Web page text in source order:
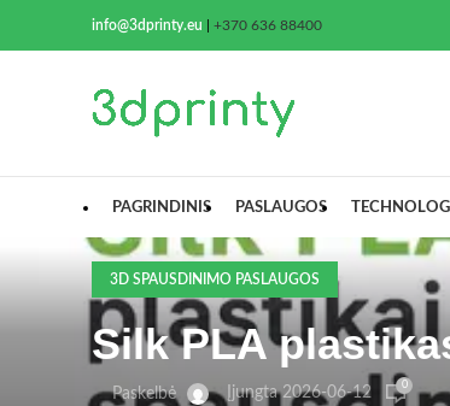
info@3dprinty.eu +370 636 88400
PAGRINDINIS PASLAUGOS
3D SPAUSDINIMO PASLAUGOS
Silk PLA
Paskelbė Įjungta 2026-06-12 0